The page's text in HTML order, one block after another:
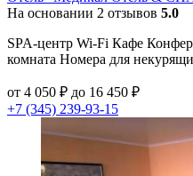
На основании 2 отзывов 5.0
SPA-центр Wi-Fi Кафе
комната Номера для
от 4 050 ₽ до 16 450 ₽
+7 (345) 239-93-15